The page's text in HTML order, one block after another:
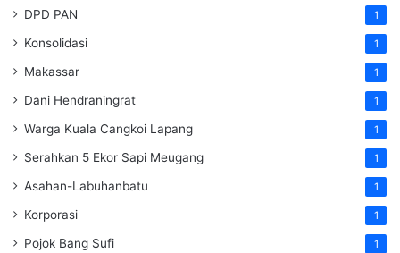
DPD PAN 1
Konsolidasi 1
Makassar 1
Dani Hendraningrat 1
Warga Kuala Cangkoi Lapang 1
Serahkan 5 Ekor Sapi Meugang 1
Asahan-Labuhanbatu 1
Korporasi 1
Pojok Bang Sufi 1